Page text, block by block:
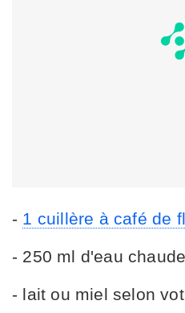
- 1 cuillère à café de
- 250 ml d'eau chaude
- lait ou miel selon